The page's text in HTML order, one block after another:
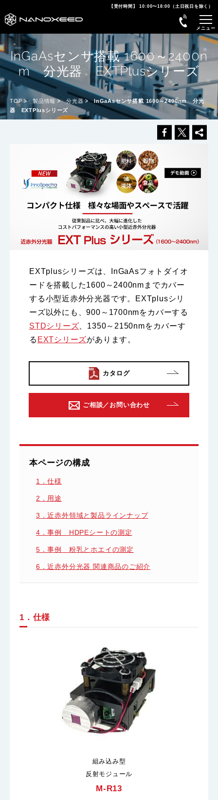
【受付時間】 10:00〜18:00（土日祝日を除く）
InGaAsセンサ搭載 1600～2400n
m 分光器 EXTPlusシリーズ
TOP 製品情報 分光器
InGaAsセンサ搭載 1600～2400nm 分光
器 EXTPlusシリーズ
EXTplusシリーズは、InGaAsフォトダイオ
ードを搭載した1600～2400nmまでカバー
する小型近赤外分光器です。EXTplusシリ
ーズ以外にも、900～1700nmをカバーする
STDシリーズ 、1350～2150nmをカバーす
る EXTシリーズがあります。
カタログ
ご相談／お問い合わせ
本ページの構成
1．仕様
2．用途
3．近赤外領域と製品ラインナップ
4．事例 HDPEシートの測定
5．事例 粉乳とホエイの測定
6．近赤外分光器 関連商品のご紹介
1．仕様
組み込み型
反射モジュール
M-R13